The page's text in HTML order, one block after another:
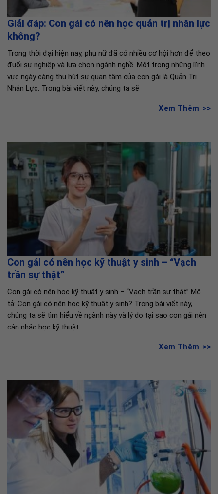
Giải đáp: Con gái có nên học quản trị nhân lực
không?
Trong thời đại hiện nay, phụ nữ đã có nhiều cơ hội hơn để theo
đuổi sự nghiệp và lựa chọn ngành nghề. Một trong những lĩnh
vực ngày càng thu hút sự quan tâm của con gái là Quản Trị
Nhân Lực. Trong bài viết này, chúng ta sẽ
Xem Thêm
Con gái có nên học kỹ thuật y sinh – “Vạch
trần sự thật”
Con gái có nên học kỹ thuật y sinh – “Vạch trần sự thật” Mô
tả: Con gái có nên học kỹ thuật y sinh? Trong bài viết này,
chúng ta sẽ tìm hiểu về ngành này và lý do tại sao con gái nên
cân nhắc học kỹ thuật
Xem Thêm